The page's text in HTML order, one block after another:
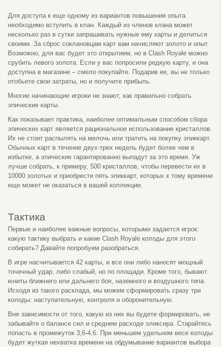
Для доступа к еще одному из вариантов повышения опыта
необходимо вступить в клан. Каждый из членов клана может
несколько раз в сутки запрашивать нужные ему карты и делиться
своими. За сброс соклановцам карт вам начисляют золото и опыт.
Возможно, для вас будет это открытием, но в Clash Royale можно
срубить левого золота. Если у вас попросили редкую карту, и она
доступна в магазине – смело покупайте. Подарив ее, вы не только
отобьете свои затраты, но и получите прибыль.
Многие начинающие игроки не знают, как правильно собрать
эпические карты.
Как показывает практика, наиболее оптимальным способом сбора
эпических карт является рациональное использование кристаллов.
Их не стоит распылять на мелочь или тратить на покупку эпиккарт.
Обычных карт в течение двух-трех недель будет более чем в
избытке, а эпические гарантированно выпадут за это время. Уж
лучше собрать, к примеру, 500 кристаллов, чтобы перевести их в
10000 золотых и приобрести пять эпиккарт, которых к тому времени
еще может не оказаться в вашей коллекции.
Тактика
Первые и наиболее важные вопросы, которыми задается игрок:
какую тактику выбрать и какие Clash Royale колоды для этого
собирать? Давайте попробуем разобраться.
В игре насчитывается 42 карты, и все они либо наносят мощный
точечный удар, либо слабый, но по площади. Кроме того, бывают
юниты ближнего или дальнего боя, наземного и воздушного типа.
Исходя из такого расклада, мы можем сформировать сразу три
колоды: наступательную, контроля и оборонительную.
Вне зависимости от того, какую из них вы будете формировать, не
забывайте о балансе сил и среднем расходе эликсира. Старайтесь
попасть в промежуток 3,6-4,6. При меньшем удельном весе колоды
будет жуткая нехватка времени на обдумывание вариантов выбора